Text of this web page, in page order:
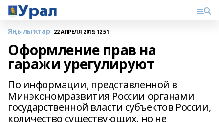
Яңылыҡтар 22 АПРЕЛЯ 2019, 12:51
Оформление прав на
гаражи урегулируют
По информации, представленной в
Минэкономразвития России органами
государственной власти субъектов России,
количество существующих, но не